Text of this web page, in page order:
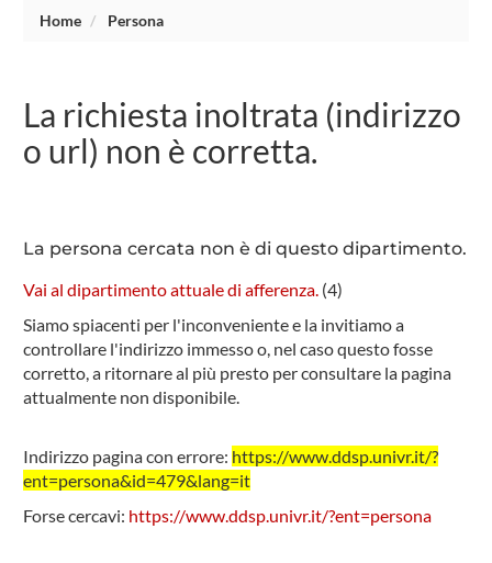
Home Persona
La richiesta inoltrata (indirizzo
o url) non è corretta.
La persona cercata non è di questo dipartimento.
Vai al dipartimento attuale di afferenza. (4)
Siamo spiacenti per l'inconveniente e la invitiamo a
controllare l'indirizzo immesso o, nel caso questo fosse
corretto, a ritornare al più presto per consultare la pagina
attualmente non disponibile.
Indirizzo pagina con errore: https://www.ddsp.univr.it/?
ent=persona&id=479&lang=it
Forse cercavi: https://www.ddsp.univr.it/?ent=persona